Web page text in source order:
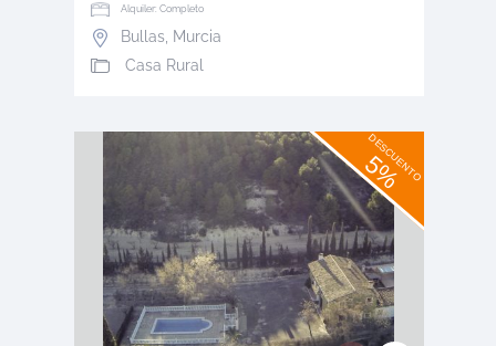
Alquiler: Completo
Bullas, Murcia
Casa Rural
DESCUENTO
5%